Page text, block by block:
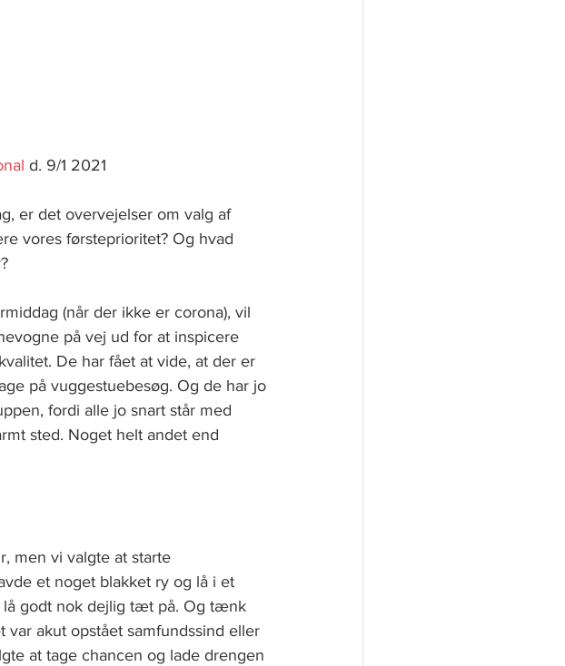
d. 9/1 2021
er det overvejelser om valg af
vores førsteprioritet? Og hvad
(når der ikke er corona), vil
på vej ud for at inspicere
De har fået at vide, at der er
på vuggestuebesøg. Og de har jo
fordi alle jo snart står med
sted. Noget helt andet end
men vi valgte at starte
et noget blakket ry og lå i et
lå godt nok dejlig tæt på. Og tænk
akut opstået samfundssind eller
at tage chancen og lade drengen